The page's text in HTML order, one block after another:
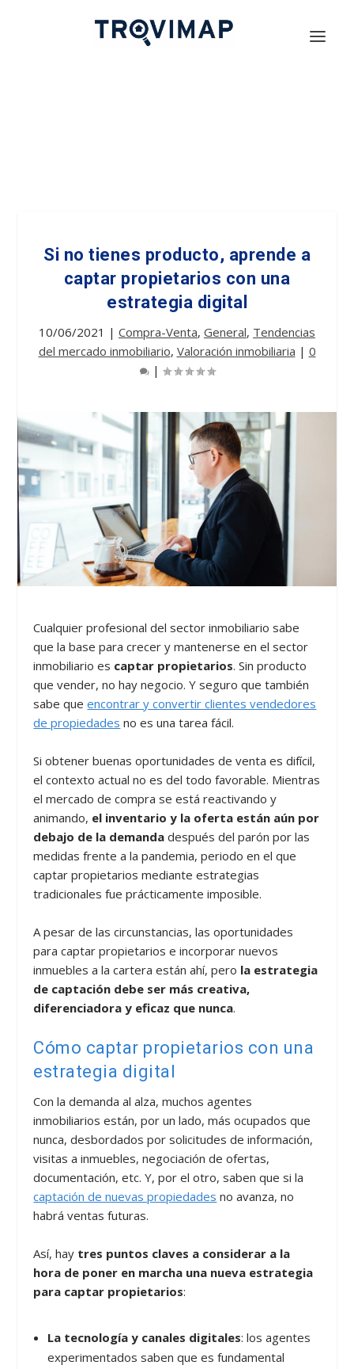
Si no tienes producto, aprende a
captar propietarios con una
estrategia digital
10/06/2021 | Compra-Venta, General, Tendencias
del mercado inmobiliario, Valoración inmobiliaria | 0
|
Cualquier profesional del sector inmobiliario sabe
que la base para crecer y mantenerse en el sector
inmobiliario es captar propietarios. Sin producto
que vender, no hay negocio. Y seguro que también
sabe queencontrar y convertir clientes vendedores
de propiedades no es una tarea fácil.
Si obtener buenas oportunidades de venta es difícil,
el contexto actual no es del todo favorable. Mientras
el mercado de compra se está reactivando y
animando, el inventario y la oferta están aún por
debajo de la demandadespués del parón por las
medidas frente a la pandemia, periodo en el que
captar propietarios mediante estrategias
tradicionales fue prácticamente imposible.
A pesar de las circunstancias, las oportunidades
para captar propietarios e incorporar nuevos
inmuebles a la cartera están ahí, pero la estrategia
de captación debe ser más creativa,
diferenciadora y eficaz que nunca.
Cómo captar propietarios con una
estrategia digital
Con la demanda al alza, muchos agentes
inmobiliarios están, por un lado, más ocupados que
nunca, desbordados por solicitudes de información,
visitas a inmuebles, negociación de ofertas,
documentación, etc. Y, por el otro, saben que si la
captación de nuevas propiedades no avanza, no
habrá ventas futuras.
Así, hay tres puntos claves a considerar a la
hora de poner en marcha una nueva estrategia
para captar propietarios:
La tecnología y canales digitales: los agentes
experimentados saben que es fundamental